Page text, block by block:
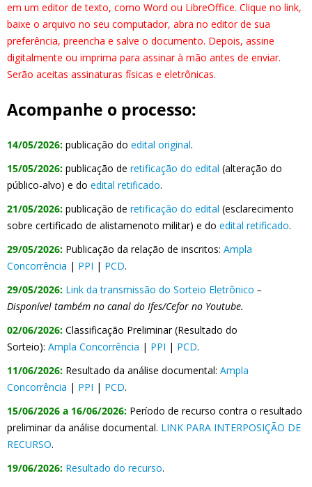
em um editor de texto, como Word ou LibreOffice. Clique no link,
baixe o arquivo no seu computador, abra no editor de sua
preferência, preencha e salve o documento. Depois, assine
digitalmente ou imprima para assinar à mão antes de enviar.
Serão aceitas assinaturas físicas e eletrônicas.
Acompanhe o processo:
14/05/2026: publicação do edital original.
15/05/2026: publicação de retificação do edital (alteração do
público-alvo) e do edital retificado.
21/05/2026: publicação de retificação do edital (esclarecimento
sobre certificado de alistamenoto militar) e do edital retificado.
29/05/2026: Publicação da relação de inscritos: Ampla
Concorrência | PPI | PCD.
29/05/2026: Link da transmissão do Sorteio Eletrônico –
Disponível também no canal do Ifes/Cefor no Youtube.
02/06/2026: Classificação Preliminar (Resultado do
Sorteio): Ampla Concorrência | PPI | PCD.
11/06/2026: Resultado da análise documental: Ampla
Concorrência | PPI | PCD.
15/06/2026 a 16/06/2026: Período de recurso contra o resultado
preliminar da análise documental. LINK PARA INTERPOSIÇÃO DE
RECURSO.
19/06/2026: Resultado do recurso.